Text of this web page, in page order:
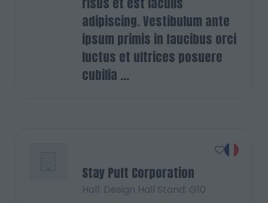
adipiscing. Vestibulum ante
ipsum primis in faucibus orci
luctus et ultrices posuere
cubilia ...
Stay Puft Corporation
Hall: Design Hall Stand: G10